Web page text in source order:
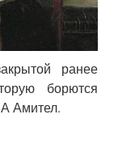
ранее
борются
Амител.